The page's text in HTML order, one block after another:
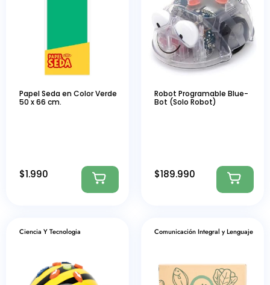
Papel Seda en Color Verde
50 x 66 cm.
$1.990
Robot Programable Blue-
Bot (Solo Robot)
$189.990
Ciencia Y Tecnologia Comunicación Integral y Lenguaje